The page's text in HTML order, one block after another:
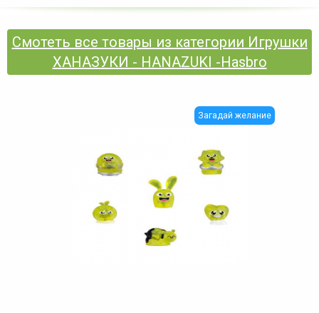
Смотеть все товары из категории Игрушки
ХАНАЗУКИ - HANAZUKI -Hasbro
Загадай желание